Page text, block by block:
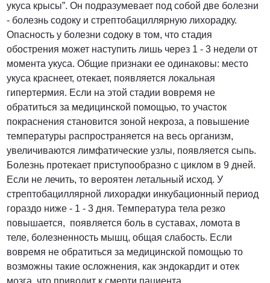
укуса крысы”. Он подразумевает под собой две болезни
- болезнь содоку и стрептобациллярную лихорадку.
Опасность у болезни содоку в том, что стадия
обострения может наступить лишь через 1 - 3 недели от
момента укуса. Общие признаки ее одинаковы: место
укуса краснеет, отекает, появляется локальная
гипертермия. Если на этой стадии вовремя не
обратиться за медицинской помощью, то участок
покраснения становится зоной некроза, а повышение
температуры распространяется на весь организм,
увеличиваются лимфатические узлы, появляется сыпь.
Болезнь протекает приступообразно с циклом в 9 дней.
Если не лечить, то вероятен летальный исход. У
стрептобациллярной лихорадки инкубационный период
гораздо ниже - 1 - 3 дня. Температура тела резко
повышается, появляется боль в суставах, ломота в
теле, болезненность мышц, общая слабость. Если
вовремя не обратиться за медицинской помощью то
возможны такие осложнения, как эндокардит и отек
мозга, что приводит к смерти пациента.